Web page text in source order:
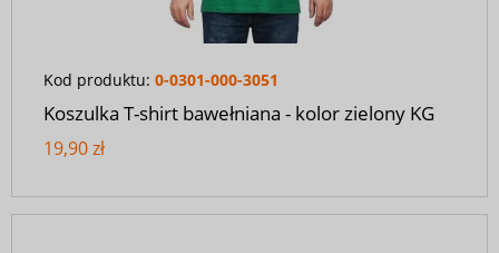
Kod produktu: 0-0301-000-3051
Koszulka T-shirt bawełniana - kolor zielony KG
19,90 zł